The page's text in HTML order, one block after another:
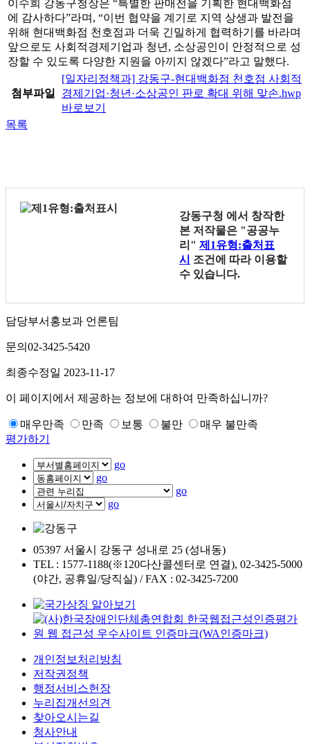
이수희 강동구청장은 “특별한 판매전을 기획한 현대백화점
에 감사하다”라며, “이번 협약을 계기로 지역 상생과 발전을
위해 현대백화점 천호점과 더욱 긴밀하게 협력하기를 바라며
앞으로도 사회적경제기업과 청년, 소상공인이 안정적으로 성
장할 수 있도록 다양한 지원을 아끼지 않겠다”라고 말했다.
첨부파일
[일자리정책과] 강동구-현대백화점 천호점 사회적
경제기업·청년·소상공인 판로 확대 위해 맞손.hwp
바로보기
목록
강동구청 에서 창작한
본 저작물은 "공공누
리" 제1유형:출처표
시
조건에 따라 이용할
수 있습니다.
담당부서 홍보과 언론팀
문의 02-3425-5420
최종수정일 2023-11-17
이 페이지에서 제공하는 정보에 대하여 만족하십니까?
매우만족 만족 보통 불만
매우 불만족
평가하기
go
go
go
go
05397 서울시 강동구 성내로 25 (성내동)
TEL : 1577-1188(※120다산콜센터로 연결), 02-3425-5000
(야간, 공휴일/당직실) / FAX : 02-3425-7200
개인정보처리방침
저작권정책
행정서비스헌장
누리집개선의견
찾아오시는길
청사안내